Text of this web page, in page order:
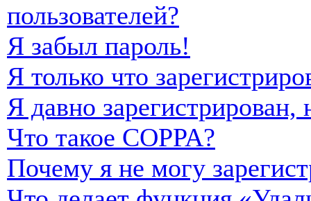
пользователей?
Я забыл пароль!
Я только что
Я давно
Что такое COPPA?
Почему я не могу